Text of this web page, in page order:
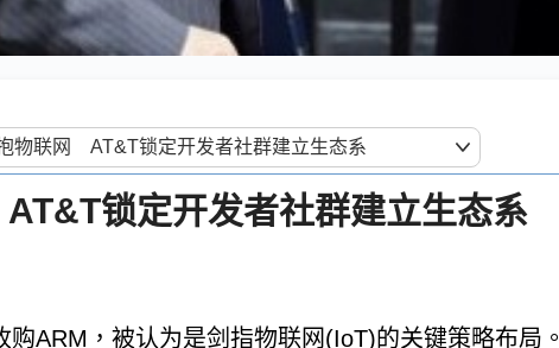
锁定开发者社群建立生态系
购ARM，被认为是剑指物联网(IoT)的关键策略布局。